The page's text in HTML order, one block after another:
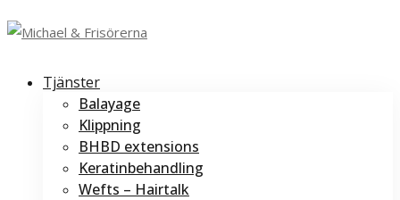
Tjänster
Balayage
Klippning
BHBD extensions
Keratinbehandling
Wefts – Hairtalk